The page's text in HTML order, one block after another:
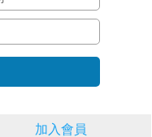
加入會員